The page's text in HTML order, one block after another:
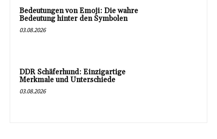
Bedeutungen von Emoji: Die wahre
Bedeutung hinter den Symbolen
03.08.2026
DDR Schäferhund: Einzigartige
Merkmale und Unterschiede
03.08.2026